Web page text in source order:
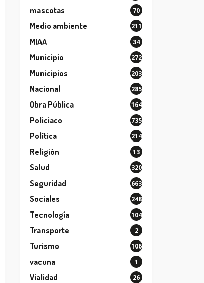
mascotas 70
Medio ambiente 211
MIAA 34
Municipio 272
Municipios 203
Nacional 285
Obra Pública 164
Policiaco 735
Política 214
Religión 13
Salud 320
Seguridad 663
Sociales 248
Tecnología 104
Transporte 2
Turismo 106
vacuna 1
Vialidad 26